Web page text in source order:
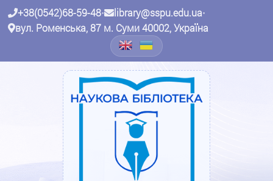
+38(0542)68-59-48• library@sspu.edu.ua•
вул. Роменська, 87 м. Суми 40002, Україна